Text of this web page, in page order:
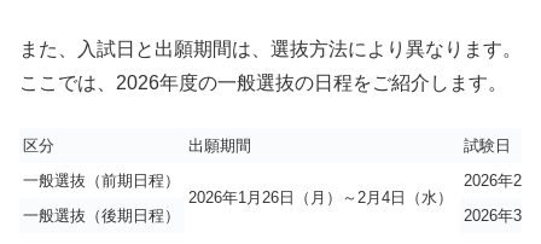
また、入試日と出願期間は、選抜方法により異なります。
ここでは、2026年度の一般選抜の日程をご紹介します。
区分 出願期間
試験日
一般選抜（前期日程）
2026年1月26日（月）～2月4日（水）
2026年2
一般選抜（後期日程）
2026年3